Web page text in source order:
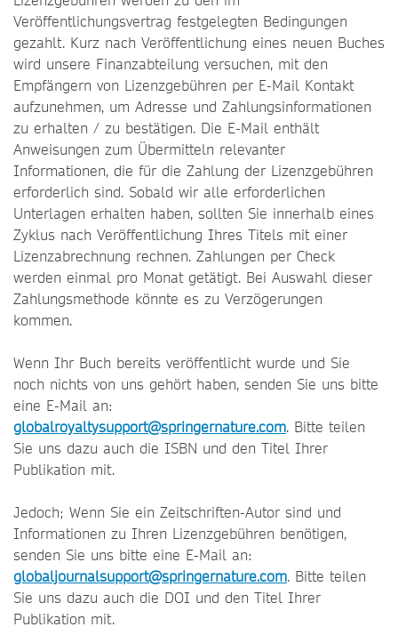
Veröffentlichungsvertrag festgelegten Bedingungen
gezahlt. Kurz nach Veröffentlichung eines neuen Buches
wird unsere Finanzabteilung versuchen, mit den
Empfängern von Lizenzgebühren per E-Mail Kontakt
aufzunehmen, um Adresse und Zahlungsinformationen
zu erhalten / zu bestätigen. Die E-Mail enthält
Anweisungen zum Übermitteln relevanter
Informationen, die für die Zahlung der Lizenzgebühren
erforderlich sind. Sobald wir alle erforderlichen
Unterlagen erhalten haben, sollten Sie innerhalb eines
Zyklus nach Veröffentlichung Ihres Titels mit einer
Lizenzabrechnung rechnen. Zahlungen per Check
werden einmal pro Monat getätigt. Bei Auswahl dieser
Zahlungsmethode könnte es zu Verzögerungen
kommen.
Wenn Ihr Buch bereits veröffentlicht wurde und Sie
noch nichts von uns gehört haben, senden Sie uns bitte
eine E-Mail an:
globalroyaltysupport@springernature.com. Bitte teilen
Sie uns dazu auch die ISBN und den Titel Ihrer
Publikation mit.
Jedoch; Wenn Sie ein Zeitschriften-Autor sind und
Informationen zu Ihren Lizenzgebühren benötigen,
senden Sie uns bitte eine E-Mail an:
globaljournalsupport@springernature.com. Bitte teilen
Sie uns dazu auch die DOI und den Titel Ihrer
Publikation mit.